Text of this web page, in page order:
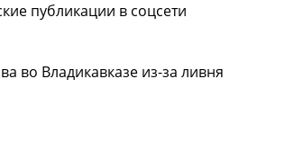
публикации в соцсети
во Владикавказе из-за ливня